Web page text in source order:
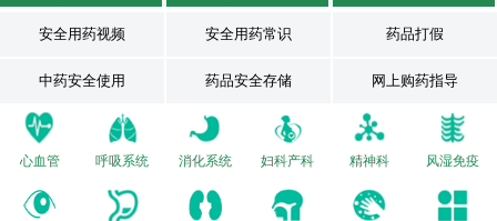
安全用药视频 安全用药常识 药品打假
中药安全使用 药品安全存储 网上购药指导
心血管 呼吸系统 消化系统 妇科产科 精神科 风湿免疫